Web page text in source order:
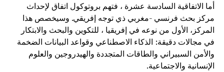
أما الاتفاقية السادسة عشرة ، فتهم بروتوكول اتفاق لإحداث
مركز بحث فرنسي -مغربي ذي توجه إفريقي. وسيخصص هذا
المركز، الأول من نوعه في إفريقيا ، للتكوين والبحث والابتكار
في مجالات دقيقة: الذكاء الاصطناعي وقواعد البيانات الضخمة
والأمن السبيراني والطاقات المتجددة والهيدروجين والعلوم
الإنسانية والاجتماعية.